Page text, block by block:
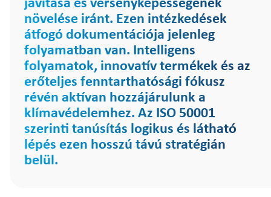
javítása és versenyképességének
növelése iránt. Ezen intézkedések
átfogó dokumentációja jelenleg
folyamatban van. Intelligens
folyamatok, innovatív termékek és az
erőteljes fenntarthatósági fókusz
révén aktívan hozzájárulunk a
klímavédelemhez. Az ISO 50001
szerinti tanúsítás logikus és látható
lépés ezen hosszú távú stratégián
belül.